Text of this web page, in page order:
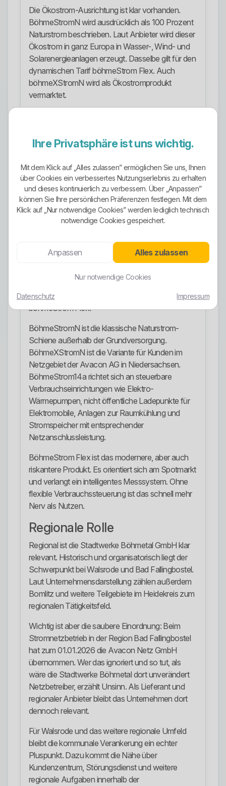
Die Ökostrom-Ausrichtung ist klar vorhanden.
BöhmeStromN wird ausdrücklich als 100 Prozent
Naturstrom beschrieben. Laut Anbieter wird dieser
Ökostrom in ganz Europa in Wasser-, Wind- und
Solarenergieanlagen erzeugt. Dasselbe gilt für den
dynamischen Tarif böhmeStrom Flex. Auch
böhmeXStromN wird als Ökostromprodukt
vermarktet.
benannte Ökostromschienen führen. Das ist
besser als das übliche weichgespülte Gerede
ohne konkrete Produkttrennung.
Trotzdem sollte man nicht blind alles gleichsetzen.
Ein grüner Sondertarif ist etwas anderes als eine
pauschale Aussage über jeden einzelnen
Stromvertrag des Hauses. Wer das vermischt,
Stromangebote
Öffentlich klar erkennbar sind die Grund- und
Ersatzversorgung, böhmeStromN,
böhmeXStromN, böhmeStrom14a und
böhmeStrom Flex.
BöhmeStromN ist die klassische Naturstrom-
Schiene außerhalb der Grundversorgung.
BöhmeXStromN ist die Variante für Kunden im
Netzgebiet der Avacon AG in Niedersachsen.
BöhmeStrom14a richtet sich an steuerbare
Verbrauchseinrichtungen wie Elektro-
Wärmepumpen, nicht öffentliche Ladepunkte für
Elektromobile, Anlagen zur Raumkühlung und
Stromspeicher mit entsprechender
Netzanschlussleistung.
BöhmeStrom Flex ist das modernere, aber auch
riskantere Produkt. Es orientiert sich am Spotmarkt
und verlangt ein intelligentes Messsystem. Ohne
flexible Verbrauchssteuerung ist das schnell mehr
Nerv als Nutzen.
Regionale Rolle
Regional ist die Stadtwerke Böhmetal GmbH klar
relevant. Historisch und organisatorisch liegt der
Schwerpunkt bei Walsrode und Bad Fallingbostel.
Laut Unternehmensdarstellung zählen außerdem
Bomlitz und weitere Teilgebiete im Heidekreis zum
regionalen Tätigkeitsfeld.
Wichtig ist aber die saubere Einordnung: Beim
Stromnetzbetrieb in der Region Bad Fallingbostel
hat zum 01.01.2026 die Avacon Netz GmbH
übernommen. Wer das ignoriert und so tut, als
wäre die Stadtwerke Böhmetal dort unverändert
Netzbetreiber, erzählt Unsinn. Als Lieferant und
regionaler Anbieter bleibt das Unternehmen dort
dennoch relevant.
Für Walsrode und das weitere regionale Umfeld
bleibt die kommunale Verankerung ein echter
Pluspunkt. Dazu kommt die Nähe über
Kundenzentrum, Störungsdienst und weitere
regionale Aufgaben innerhalb der
Ihre Privatsphäre ist uns wichtig.
Mit dem Klick auf „Alles zulassen” ermöglichen Sie uns, Ihnen
über Cookies ein verbessertes Nutzungserlebnis zu erhalten
und dieses kontinuierlich zu verbessern. Über „Anpassen”
können Sie Ihre persönlichen Präferenzen festlegen. Mit dem
Klick auf „Nur notwendige Cookies” werden lediglich technisch
notwendige Cookies gespeichert.
Anpassen Alles zulassen
Nur notwendige Cookies
Datenschutz Impressum